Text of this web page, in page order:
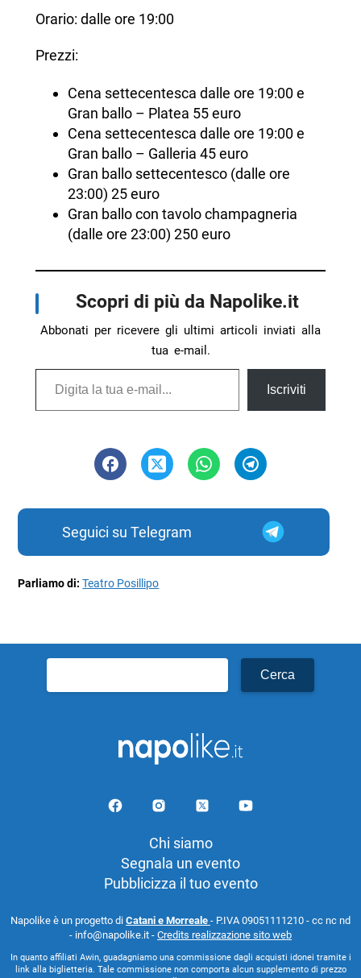
Orario: dalle ore 19:00
Prezzi:
Cena settecentesca dalle ore 19:00 e
Gran ballo – Platea 55 euro
Cena settecentesca dalle ore 19:00 e
Gran ballo – Galleria 45 euro
Gran ballo settecentesco (dalle ore
23:00) 25 euro
Gran ballo con tavolo champagneria
(dalle ore 23:00) 250 euro
Scopri di più da Napolike.it
Abbonati per ricevere gli ultimi articoli inviati alla
tua e-mail.
Digita la tua e-mail...
Iscriviti
Seguici su Telegram
Parliamo di:Teatro Posillipo
per:
Chi siamo
Segnala un evento
Pubblicizza il tuo evento
Napolike è un progetto di Catani e Morreale - P.IVA 09051111210 - cc nc nd
- info@napolike.it - Credits realizzazione sito web
In quanto affiliati Awin, guadagniamo una commissione dagli acquisti idonei tramite i
link alla biglietteria. Tale commissione non comporta alcun supplemento di prezzo